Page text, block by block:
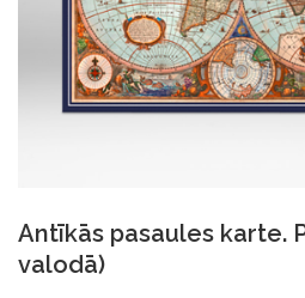
Antīkās pasaules karte.
valodā)